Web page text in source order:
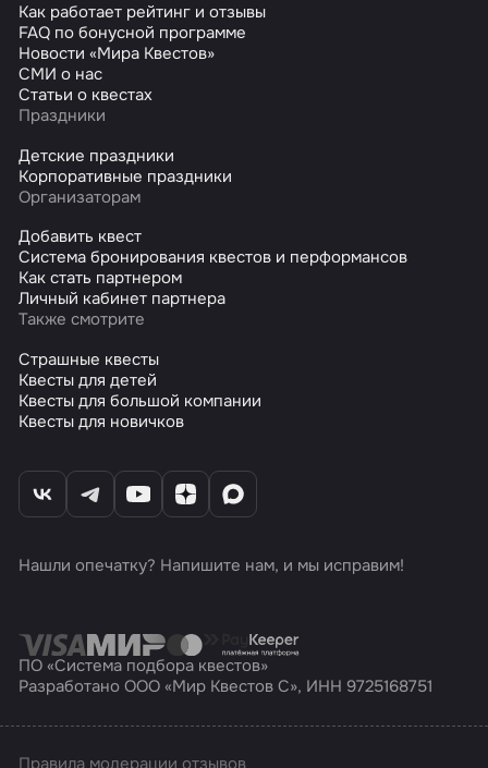
Как работает рейтинг и отзывы
FAQ по бонусной программе
Новости «Мира Квестов»
СМИ о нас
Статьи о квестах
Праздники
Детские праздники
Корпоративные праздники
Организаторам
Добавить квест
Система бронирования квестов и перформансов
Как стать партнером
Личный кабинет партнера
Также смотрите
Страшные квесты
Квесты для детей
Квесты для большой компании
Квесты для новичков
Нашли опечатку? Напишите нам, и мы исправим!
ПО «Система подбора квестов»
Разработано ООО «Мир Квестов С», ИНН 9725168751
Правила модерации отзывов